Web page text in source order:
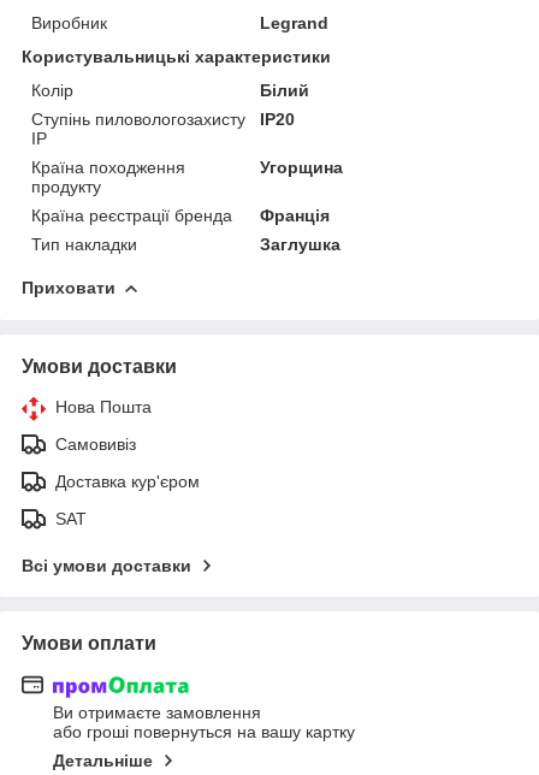
Виробник
Legrand
Користувальницькі характеристики
Колір
Білий
Ступінь пиловологозахисту
IP
IP20
Країна походження
продукту
Угорщина
Країна реєстрації бренда
Франція
Тип накладки
Заглушка
Приховати
Умови доставки
Нова Пошта
Самовивіз
Доставка кур'єром
SAT
Всі умови доставки
Умови оплати
Ви отримаєте замовлення
або гроші повернуться на вашу картку
Детальніше